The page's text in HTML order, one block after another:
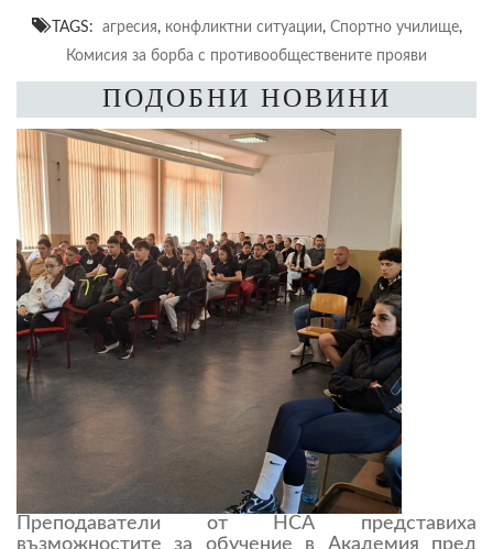
TAGS: агресия, конфликтни ситуации, Спортно училище,
Комисия за борба с противообществените прояви
ПОДОБНИ НОВИНИ
Преподаватели от НСА представиха
възможностите за обучение в Академия пред